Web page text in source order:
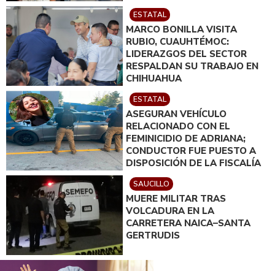
ESTATAL
MARCO BONILLA VISITA
RUBIO, CUAUHTÉMOC:
LIDERAZGOS DEL SECTOR
RESPALDAN SU TRABAJO EN
CHIHUAHUA
ESTATAL
ASEGURAN VEHÍCULO
RELACIONADO CON EL
FEMINICIDIO DE ADRIANA;
CONDUCTOR FUE PUESTO A
DISPOSICIÓN DE LA FISCALÍA
SAUCILLO
MUERE MILITAR TRAS
VOLCADURA EN LA
CARRETERA NAICA–SANTA
GERTRUDIS